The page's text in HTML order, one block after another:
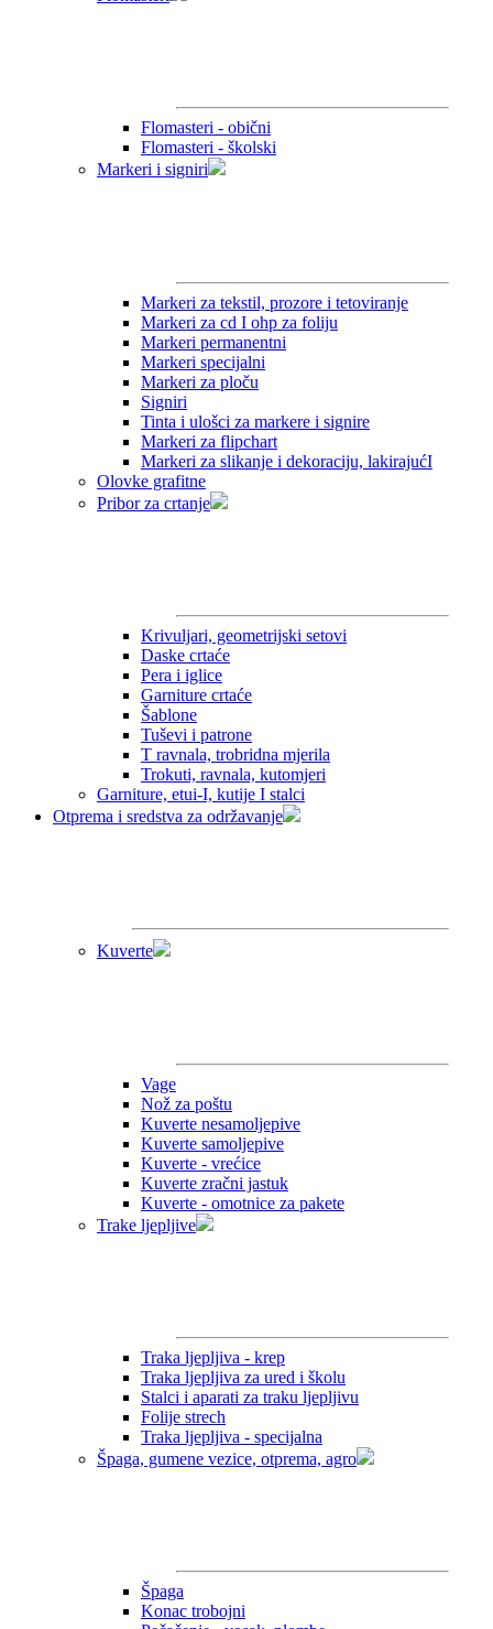
Flomasteri - obični
Flomasteri - školski
Markeri i signiri
Markeri za tekstil, prozore i tetoviranje
Markeri za cd I ohp za foliju
Markeri permanentni
Markeri specijalni
Markeri za ploču
Signiri
Tinta i ulošci za markere i signire
Markeri za flipchart
Markeri za slikanje i dekoraciju, lakirajućI
Olovke grafitne
Pribor za crtanje
Krivuljari, geometrijski setovi
Daske crtaće
Pera i iglice
Garniture crtaće
Šablone
Tuševi i patrone
T ravnala, trobridna mjerila
Trokuti, ravnala, kutomjeri
Garniture, etui-I, kutije I stalci
Otprema i sredstva za održavanje
Kuverte
Vage
Nož za poštu
Kuverte nesamoljepive
Kuverte samoljepive
Kuverte - vrećice
Kuverte zračni jastuk
Kuverte - omotnice za pakete
Trake ljepljive
Traka ljepljiva - krep
Traka ljepljiva za ured i školu
Stalci i aparati za traku ljepljivu
Folije strech
Traka ljepljiva - specijalna
Špaga, gumene vezice, otprema, agro
Špaga
Konac trobojni